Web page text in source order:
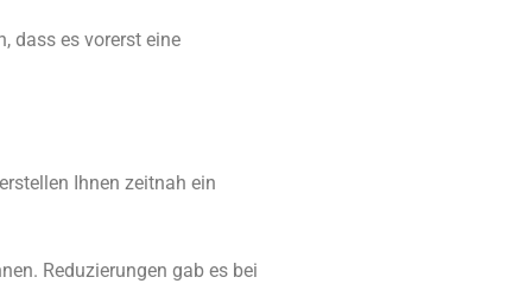
dass es vorerst eine
Ihnen zeitnah ein
Reduzierungen gab es bei